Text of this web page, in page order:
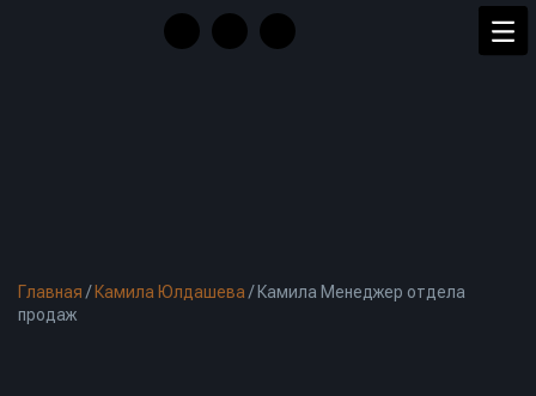
Главная / Камила Юлдашева / Камила Менеджер отдела
продаж